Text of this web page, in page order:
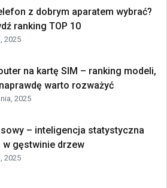
z dobrym aparatem wybrać?
ranking TOP 10
2025
na kartę SIM – ranking modeli,
warto rozważyć
2025
– inteligencja statystyczna
w gęstwinie drzew
2025